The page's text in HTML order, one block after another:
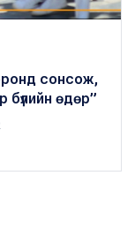
сонсож,
бүлийн өдөр”